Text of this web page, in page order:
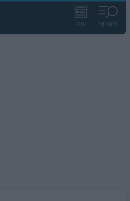
ΡΟΗ ΜΕΝΟΥ